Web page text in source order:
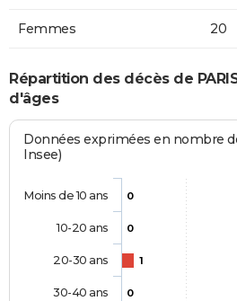
Femmes 20
Répartition des décès de
d'âges
Données exprimées en nombre
Insee)
0
0
1
0
Moins de 10 ans
10-20 ans
20-30 ans
30-40 ans